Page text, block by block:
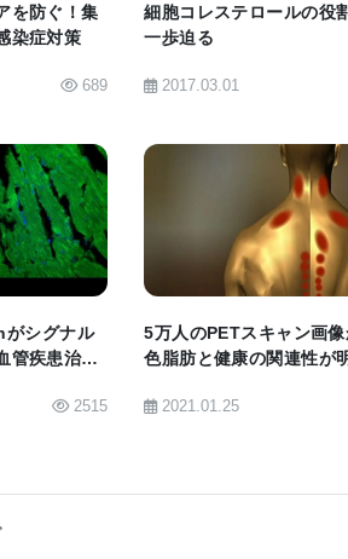
を提供し、これらの推奨を検証
取り組むことは、機械学習とAIが
研究が進められ、AIによる医療の
は、臨床医の意思決定を代替・複
バラマン氏は、「敗血症のように
を防ぐ！集
染症対策
689
細胞コレステロールの役
一歩迫る
2017.03.01
JP
シグナル
管疾患治療
2515
BIOMARKET
5万人のPETスキャン画
色脂肪と健康の関連性が
2021.01.25